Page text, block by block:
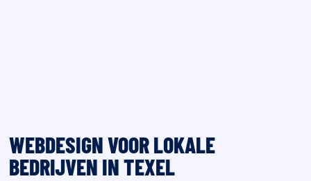
WEBDESIGN VOOR LOKALE
BEDRIJVEN IN TEXEL